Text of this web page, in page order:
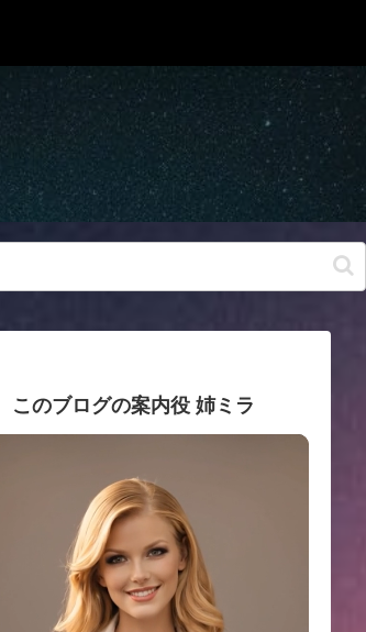
このブログの案内役 姉ミラ